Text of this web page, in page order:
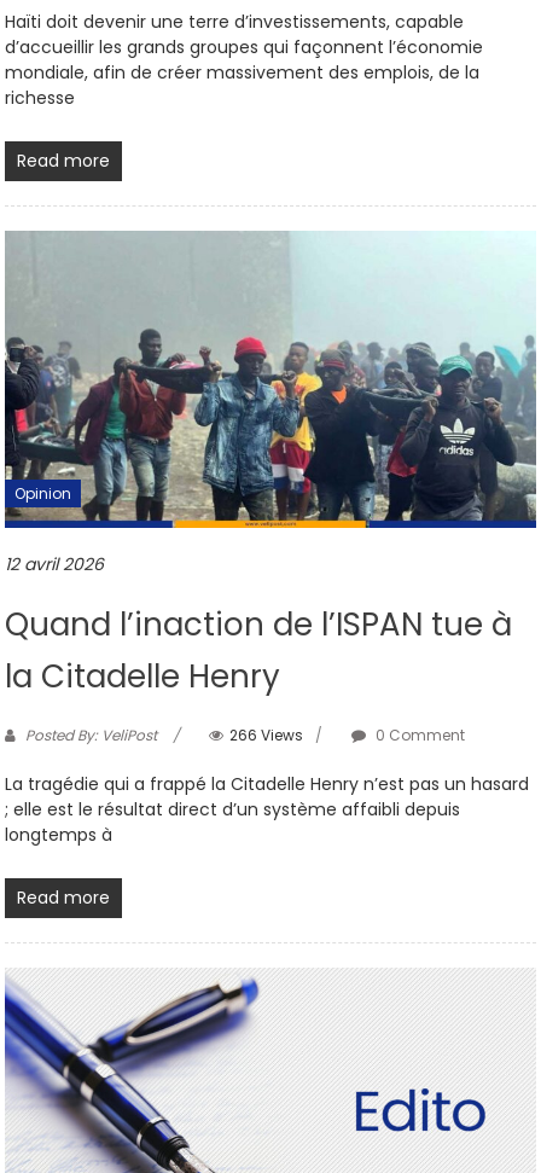
Haïti doit devenir une terre d’investissements, capable
d’accueillir les grands groupes qui façonnent l’économie
mondiale, afin de créer massivement des emplois, de la
richesse
Read more
Opinion
12 avril 2026
Quand l’inaction de l’ISPAN tue à
la Citadelle Henry
Posted By: VeliPost 266 Views 0 Comment
La tragédie qui a frappé la Citadelle Henry n’est pas un hasard
; elle est le résultat direct d’un système affaibli depuis
longtemps à
Read more